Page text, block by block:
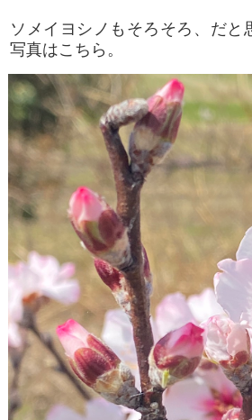
ソメイヨシノもそろそろ、だと
写真はこちら。